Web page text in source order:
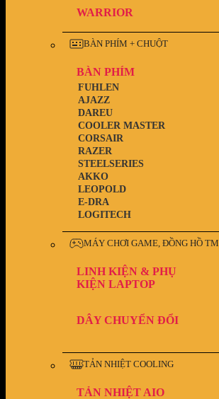
WARRIOR
BÀN PHÍM + CHUỘT
BÀN PHÍM
LOGITECH
E-DRA
LEOPOLD
AKKO
STEELSERIES
RAZER
CORSAIR
COOLER MASTER
DAREU
AJAZZ
FUHLEN
MÁY CHƠI GAME, ĐỒNG HỒ TM
LINH KIỆN & PHỤ
KIỆN LAPTOP
DÂY CHUYỂN ĐỔI
TẢN NHIỆT COOLING
TẢN NHIỆT AIO